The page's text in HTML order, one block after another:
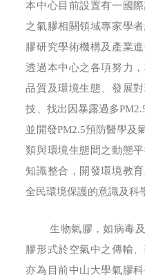
本中心目前設置有一國
之氣膠相關領域專家學
膠研究學術機構及產業
透過本中心之各項努力
品質及環境生態、發展
技、找出因暴露過多
並開發PM2.5預防醫學及
類與環境生態間之動態
知識整合，開發環境教
全民環境保護的意識及科
生物氣膠，如病毒及
膠形式於空氣中之傳輸
亦為目前中山大學氣膠